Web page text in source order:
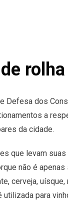
Defesa dos
a
da cidade.
que levam
não é
cerveja,
utilizada para